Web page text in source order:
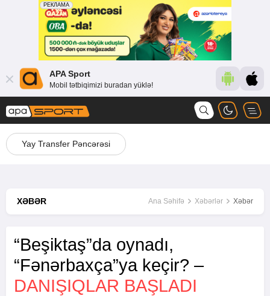
APA Sport
Mobil tətbiqimizi buradan yüklə!
Yay Transfer Pəncərəsi
XƏBƏR Ana Səhifə Xəbərlər Xəbər
“Beşiktaş”da oynadı,
“Fənərbaxça”ya keçir? –
DANIŞIQLAR BAŞLADI